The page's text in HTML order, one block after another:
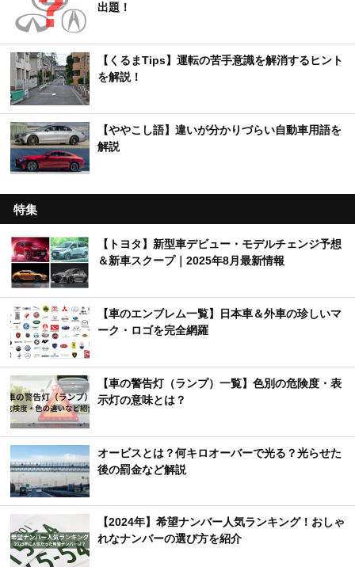
出題！
【くるまTips】運転の苦手意識を解消するヒント
を解説！
【ややこし語】違いが分かりづらい自動車用語を
解説
特集
【トヨタ】新型車デビュー・モデルチェンジ予想
＆新車スクープ｜2025年8月最新情報
【車のエンブレム一覧】日本車＆外車の珍しいマ
ーク・ロゴを完全網羅
【車の警告灯（ランプ）一覧】色別の危険度・表
示灯の意味とは？
オービスとは？何キロオーバーで光る？光らせた
後の罰金など解説
【2024年】希望ナンバー人気ランキング！おしゃ
れなナンバーの選び方を紹介